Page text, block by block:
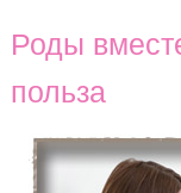
Роды
польза